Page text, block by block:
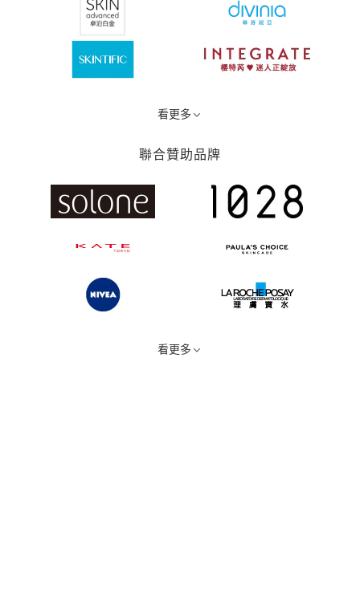
看更多
聯合贊助品牌
看更多